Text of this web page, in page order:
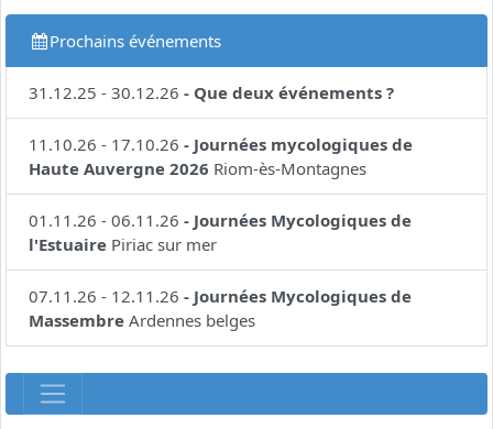
Prochains événements
31.12.25 - 30.12.26 - Que deux événements ?
11.10.26 - 17.10.26 - Journées mycologiques de
Haute Auvergne 2026 Riom-ès-Montagnes
01.11.26 - 06.11.26 - Journées Mycologiques de
l'Estuaire Piriac sur mer
07.11.26 - 12.11.26 - Journées Mycologiques de
Massembre Ardennes belges